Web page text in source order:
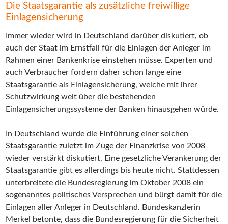
Die Staatsgarantie als zusätzliche freiwillige
Einlagensicherung
Immer wieder wird in Deutschland darüber diskutiert, ob
auch der Staat im Ernstfall für die Einlagen der Anleger im
Rahmen einer Bankenkrise einstehen müsse. Experten und
auch Verbraucher fordern daher schon lange eine
Staatsgarantie als Einlagensicherung, welche mit ihrer
Schutzwirkung weit über die bestehenden
Einlagensicherungssysteme der Banken hinausgehen würde.
In Deutschland wurde die Einführung einer solchen
Staatsgarantie zuletzt im Zuge der Finanzkrise von 2008
wieder verstärkt diskutiert. Eine gesetzliche Verankerung der
Staatsgarantie gibt es allerdings bis heute nicht. Stattdessen
unterbreitete die Bundesregierung im Oktober 2008 ein
sogenanntes politisches Versprechen und bürgt damit für die
Einlagen aller Anleger in Deutschland. Bundeskanzlerin
Merkel betonte, dass die Bundesregierung für die Sicherheit